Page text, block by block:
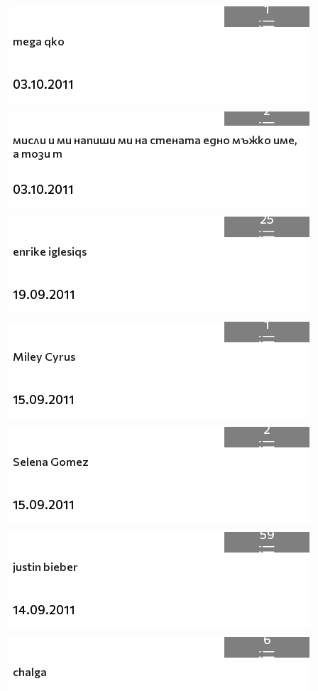
1
mega qko
03.10.2011
2
мисли и ми напиши ми на стената едно мъжко име,
а този т
03.10.2011
25
enrike iglesiqs
19.09.2011
1
Miley Cyrus
15.09.2011
2
Selena Gomez
15.09.2011
59
justin bieber
14.09.2011
6
chalga